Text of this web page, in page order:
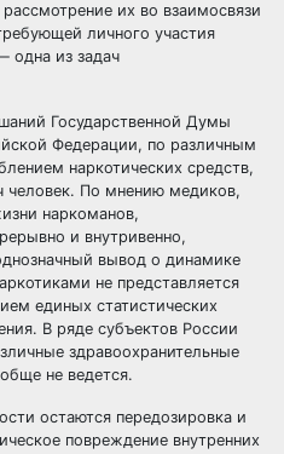
их во взаимосвязи
личного участия
одна из задач
Государственной Думы
Федерации, по различным
наркотических средств,
человек. По мнению медиков,
наркоманов,
и внутривенно,
вывод о динамике
не представляется
единых статистических
В ряде субъектов России
здравоохранительные
не ведется.
остаются передозировка и
повреждение внутренних